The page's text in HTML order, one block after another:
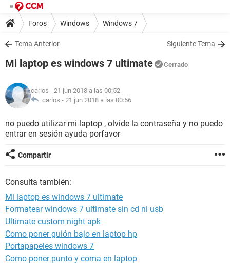
Foros Windows Windows 7
Tema Anterior Siguiente Tema
Mi laptop es windows 7 ultimate Cerrado
carlos - 21 jun 2018 a las 00:52
carlos - 21 jun 2018 a las 00:56
no puedo utilizar mi laptop , olvide la contraseña y no puedo
entrar en sesión ayuda porfavor
Compartir
Consulta también:
Mi laptop es windows 7 ultimate
Formatear windows 7 ultimate sin cd ni usb
Ultimate custom night apk
Como poner guión bajo en laptop hp
Portapapeles windows 7
Como poner punto y coma en laptop